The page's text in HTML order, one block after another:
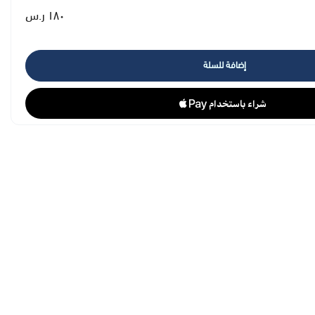
١٨٠ ر.س
إضافة للسلة